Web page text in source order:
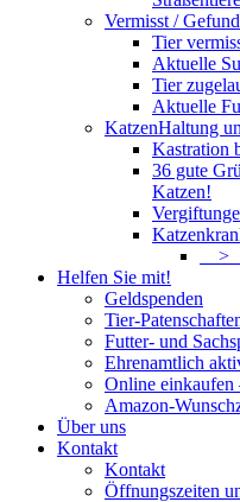
Vermisst /
Tier
Aktuelle
Tier
Aktuelle
KatzenHaltung
Kastration
36 gute
Katzen!
>
Helfen Sie mit!
Geldspenden
Tier-
Futter- und
Ehrenamtlich
Online einkaufen
Amazon-
Über uns
Kontakt
Kontakt
Öffnungszeiten